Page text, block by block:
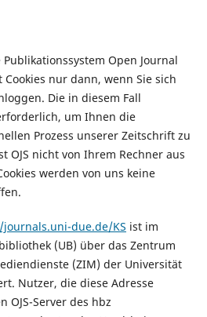
Open Journal
Cookies nur dann, wenn Sie sich
Die in diesem Fall
um Ihnen die
Prozess unserer Zeitschrift zu
OJS nicht von Ihrem Rechner aus
werden von uns keine
due.de/KS ist im
(UB) über das Zentrum
(ZIM) der Universität
Nutzer, die diese Adresse
OJS-Server des hbz